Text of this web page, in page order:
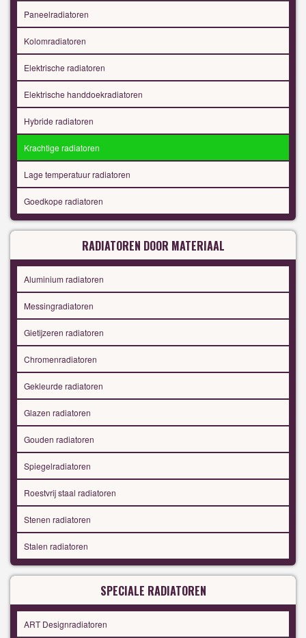
Paneelradiatoren
Kolomradiatoren
Elektrische radiatoren
Elektrische handdoekradiatoren
Hybride radiatoren
Krachtige radiatoren
Lage temperatuur radiatoren
Goedkope radiatoren
RADIATOREN DOOR MATERIAAL
Aluminium radiatoren
Messingradiatoren
Gietijzeren radiatoren
Chromenradiatoren
Gekleurde radiatoren
Glazen radiatoren
Gouden radiatoren
Spiegelradiatoren
Roestvrij staal radiatoren
Stenen radiatoren
Stalen radiatoren
SPECIALE RADIATOREN
ART Designradiatoren